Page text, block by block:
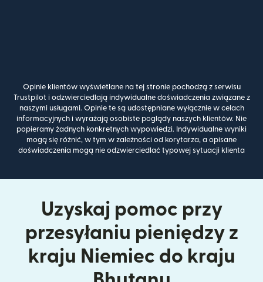
Opinie klientów wyświetlane na tej stronie pochodzą z serwisu
Trustpilot i odzwierciedlają indywidualne doświadczenia związane z
naszymi usługami. Opinie te są udostępniane wyłącznie w celach
informacyjnych i wyrażają osobiste poglądy naszych klientów. Nie
popieramy żadnych konkretnych wypowiedzi. Indywidualne wyniki
mogą się różnić, w tym w zależności od korytarza, a opisane
doświadczenia mogą nie odzwierciedlać typowej sytuacji klienta
Uzyskaj pomoc przy
przesyłaniu pieniędzy z
kraju Niemiec do kraju